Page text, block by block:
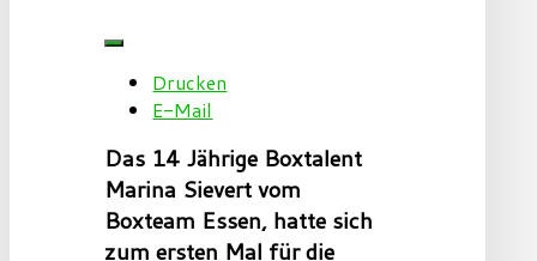
Drucken
E-Mail
Das 14 Jährige Boxtalent
Marina Sievert vom
Boxteam Essen, hatte sich
zum ersten Mal für die